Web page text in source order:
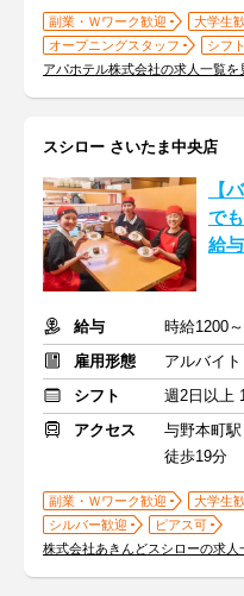
副業・Ｗワーク歓迎 大学生
オープニングスタッフ
シフ
アパホテル株式会社の求人一覧を
スシロー さいたま中央店
【
で
給
給与
時給1200
雇用形態
アルバイ
シフト
週2日以上
アクセス
与野本町駅
徒歩19分
副業・Ｗワーク歓迎 大学生
シルバー歓迎
ピアス可
株式会社あきんどスシローの求人